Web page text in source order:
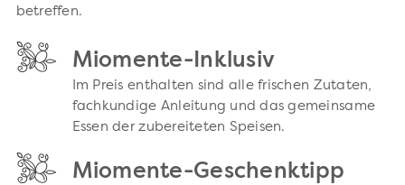
betreffen.
Miomente-Inklusiv
Im Preis enthalten sind alle frischen Zutaten,
fachkundige Anleitung und das gemeinsame
Essen der zubereiteten Speisen.
Miomente-Geschenktipp